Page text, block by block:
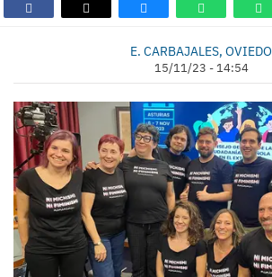
E. CARBAJALES, OVIEDO
15/11/23 - 14:54